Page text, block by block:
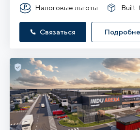
Налоговые льготы
Связаться